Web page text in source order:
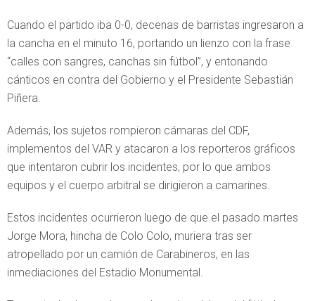
Cuando el partido iba 0-0, decenas de barristas ingresaron a
la cancha en el minuto 16, portando un lienzo con la frase
“calles con sangres, canchas sin fútbol”, y entonando
cánticos en contra del Gobierno y el Presidente Sebastián
Piñera.
Además, los sujetos rompieron cámaras del CDF,
implementos del VAR y atacaron a los reporteros gráficos
que intentaron cubrir los incidentes, por lo que ambos
equipos y el cuerpo arbitral se dirigieron a camarines.
Estos incidentes ocurrieron luego de que el pasado martes
Jorge Mora, hincha de Colo Colo, muriera tras ser
atropellado por un camión de Carabineros, en las
inmediaciones del Estadio Monumental.